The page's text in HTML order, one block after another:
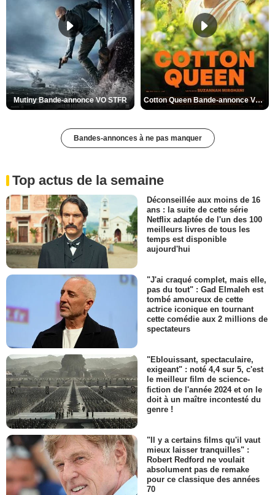
Mutiny Bande-annonce VO STFR Cotton Queen Bande-annonce VO STFR
Bandes-annonces à ne pas manquer
Top actus de la semaine
Déconseillée aux moins de 16
ans : la suite de cette série
Netflix adaptée de l'un des 100
meilleurs livres de tous les
temps est disponible
aujourd'hui
"J'ai craqué complet, mais elle,
pas du tout" : Gad Elmaleh est
tombé amoureux de cette
actrice iconique en tournant
cette comédie aux 2 millions de
spectateurs
"Eblouissant, spectaculaire,
exigeant" : noté 4,4 sur 5, c'est
le meilleur film de science-
fiction de l'année 2024 et on le
doit à un maître incontesté du
genre !
"Il y a certains films qu'il vaut
mieux laisser tranquilles" :
Robert Redford ne voulait
absolument pas de remake
pour ce classique des années
70